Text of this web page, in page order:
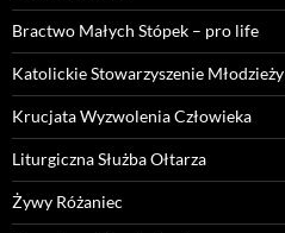
Bractwo Małych Stópek – pro life
Katolickie Stowarzyszenie Młodzieży
Krucjata Wyzwolenia Człowieka
Liturgiczna Służba Ołtarza
Żywy Różaniec